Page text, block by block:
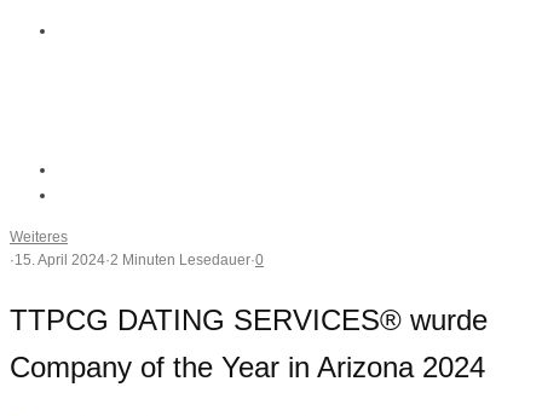
Weiteres
·15. April 2024·2 Minuten Lesedauer·0
TTPCG DATING SERVICES® wurde
Company of the Year in Arizona 2024